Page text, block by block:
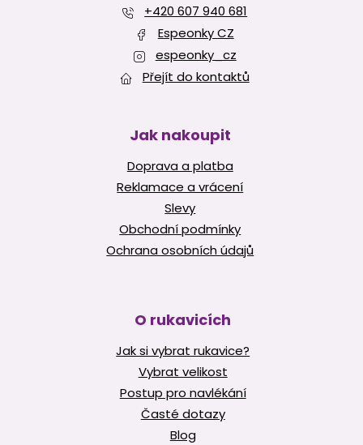
+420 607 940 681
Espeonky CZ
espeonky_cz
Přejít do kontaktů
Jak nakoupit
Doprava a platba
Reklamace a vrácení
Slevy
Obchodní podmínky
Ochrana osobních údajů
O rukavicích
Jak si vybrat rukavice?
Vybrat velikost
Postup pro navlékání
Časté dotazy
Blog